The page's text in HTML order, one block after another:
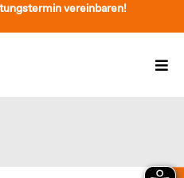
vereinbaren!